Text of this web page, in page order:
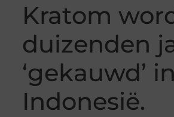
Kratom
duizenden
‘gekauwd’ in
Indonesië.